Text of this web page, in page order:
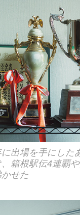
出場を手にした
箱根駅伝4連覇
せた